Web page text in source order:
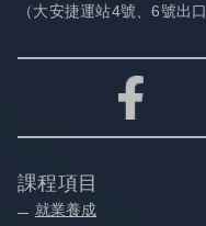
（大安捷運站4號、6號出口
課程項目
就業養成